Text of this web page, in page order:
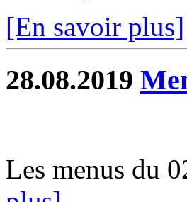
[En savoir plus]
28.08.2019
Les menus du